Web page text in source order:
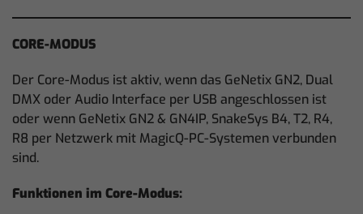
CORE-MODUS
Der Core-Modus ist aktiv, wenn das GeNetix GN2, Dual
DMX oder Audio Interface per USB angeschlossen ist
oder wenn GeNetix GN2 & GN4IP, SnakeSys B4, T2, R4,
R8 per Netzwerk mit MagicQ-PC-Systemen verbunden
sind.
Funktionen im Core-Modus: